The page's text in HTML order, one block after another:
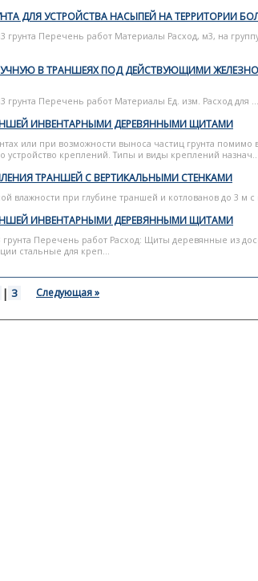
ДЛЯ УСТРОЙСТВА НАСЫПЕЙ НА ТЕРРИТОРИИ
Перечень работ Материалы Расход, м3, на группу
В ТРАНШЕЯХ ПОД ДЕЙСТВУЮЩИМИ
грунта Перечень работ Материалы Ед. изм. Расход для ...
ИНВЕНТАРНЫМИ ДЕРЕВЯННЫМИ ЩИТАМИ
или при возможности выноса частиц грунта помимо
устройство креплений. Типы и виды креплений назнач...
ТРАНШЕЙ С ВЕРТИКАЛЬНЫМИ СТЕНКАМИ
влажности при глубине траншей и котлованов до 3 м с
ИНВЕНТАРНЫМИ ДЕРЕВЯННЫМИ ЩИТАМИ
Перечень работ Расход: Щиты деревянные из
стальные для креп...
| 3 Следующая »